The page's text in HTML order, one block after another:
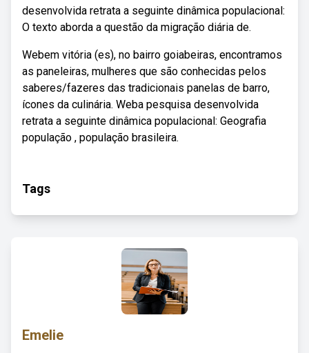
desenvolvida retrata a seguinte dinâmica populacional:
O texto aborda a questão da migração diária de.
Webem vitória (es), no bairro goiabeiras, encontramos
as paneleiras, mulheres que são conhecidas pelos
saberes/fazeres das tradicionais panelas de barro,
ícones da culinária. Weba pesquisa desenvolvida
retrata a seguinte dinâmica populacional: Geografia
população , população brasileira.
Tags
Emelie